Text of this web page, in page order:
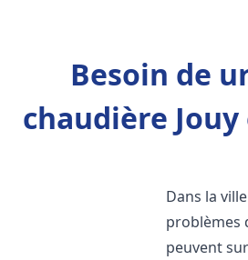
Besoin de
chaudière Jouy
Dans la
problèmes
peuvent